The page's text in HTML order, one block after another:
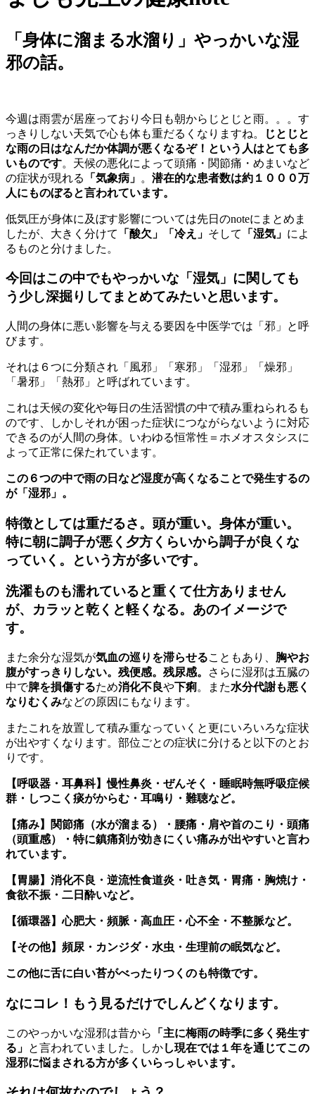
「身体に溜まる水溜り」やっかいな湿
邪の話。
今週は雨雲が居座っており今日も朝からじとじと雨。。。す
っきりしない天気で心も体も重だるくなりますね。
じとじと
な雨の日はなんだか体調が悪くなるぞ！という人はとても多
いものです。天候の悪化によって頭痛・関節痛・めまいなど
の症状が現れる
「気象病」 。 潜在的な患者数は約１０００万
人にものぼると言われています。
低気圧が身体に及ぼす影響については先日のnoteにまとめま
したが、大きく分けて
「酸欠」「冷え」 そして 「湿気」 によ
るものと分けました。
今回はこの中でもやっかいな「湿気」に関しても
う少し深掘りしてまとめてみたいと思います。
人間の身体に悪い影響を与える要因を中医学では「邪」と呼
びます。
それは６つに分類され「風邪」「寒邪」「湿邪」「燥邪」
「暑邪」「熱邪」と呼ばれています。
これは天候の変化や毎日の生活習慣の中で積み重ねられるも
のです、しかしそれが困った症状につながらないように対応
できるのが人間の身体。いわゆる恒常性＝ホメオスタシスに
よって正常に保たれています。
この６つの中で雨の日など湿度が高くなることで発生するの
が「湿邪」。
特徴としては重だるさ。頭が重い。身体が重い。
特に朝に調子が悪く夕方くらいから調子が良くな
っていく。という方が多いです。
洗濯ものも濡れていると重くて仕方ありません
が、カラッと乾くと軽くなる。あのイメージで
す。
また余分な湿気が気血の巡りを滞らせることもあり、 胸やお
腹がすっきりしない。残便感。残尿感。
さらに湿邪は五臓の
中で脾を損傷するため消化不良や下痢。また水分代謝も悪く
なりむくみなどの原因にもなります。
またこれを放置して積み重なっていくと更にいろいろな症状
が出やすくなります。部位ごとの症状に分けると以下のとお
りです。
【呼吸器・耳鼻科】慢性鼻炎・ぜんそく・睡眠時無呼吸症候
群・しつこく痰がからむ・耳鳴り・難聴など。
【痛み】関節痛（水が溜まる）・腰痛・肩や首のこり・頭痛
（頭重感）・特に鎮痛剤が効きにくい痛みが出やすいと言わ
れています。
【胃腸】消化不良・逆流性食道炎・吐き気・胃痛・胸焼け・
食欲不振・二日酔いなど。
【循環器】心肥大・頻脈・高血圧・心不全・不整脈など。
【その他】頻尿・カンジダ・水虫・生理前の眠気など。
この他に舌に白い苔がべったりつくのも特徴です。
なにコレ！もう見るだけでしんどくなります。
このやっかいな湿邪は昔から
「主に梅雨の時季に多く発生す
る」 と言われていました。しかし現在では１年を通じてこの
湿邪に悩まされる方が多くいらっしゃいます。